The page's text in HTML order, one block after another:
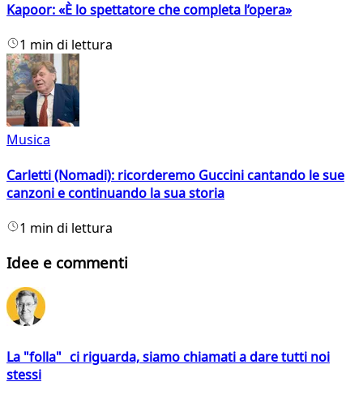
Kapoor: «È lo spettatore che completa l’opera»
1 min di lettura
Musica
Carletti (Nomadi): ricorderemo Guccini cantando le sue
canzoni e continuando la sua storia
1 min di lettura
Idee e commenti
La "folla" ci riguarda, siamo chiamati a dare tutti noi
stessi